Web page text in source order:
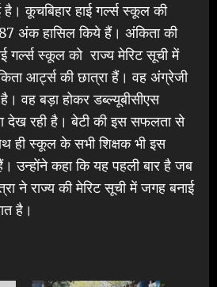
कूचबिहार हाई गर्ल्स स्कूल की
अंक हासिल किये हैं। अंकिता की
गर्ल्स स्कूल को राज्य मेरिट सूची में
आर्ट्स की छात्रा हैं। वह अंग्रेजी
वह बड़ा होकर डब्ल्यूबीसीएस
देख रही है। बेटी की इस सफलता से
ही स्कूल के सभी शिक्षक भी इस
कहा कि यह पहली बार है जब
ने राज्य की मेरिट सूची में जगह बनाई
है।